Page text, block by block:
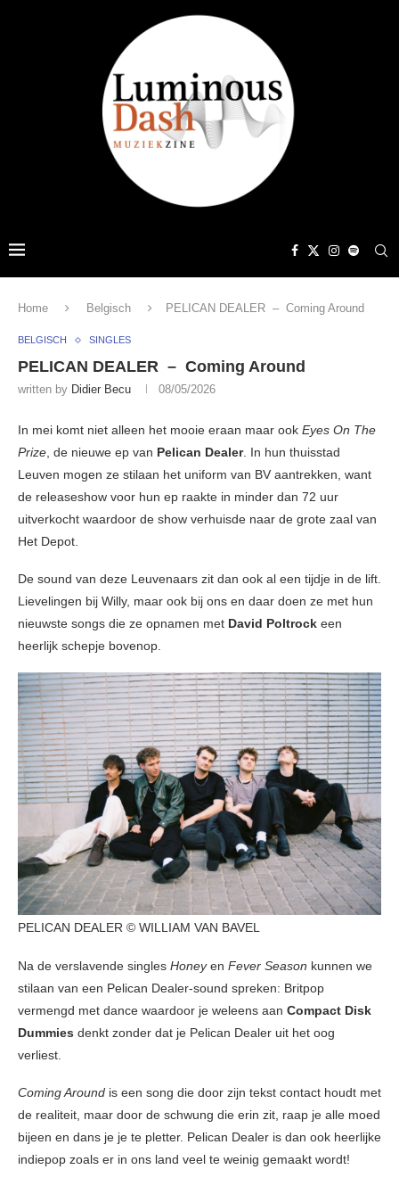
Home Belgisch PELICAN DEALER – Coming Around
BELGISCH SINGLES
PELICAN DEALER – Coming Around
written by Didier Becu 08/05/2026
In mei komt niet alleen het mooie eraan maar ook Eyes On The
Prize, de nieuwe ep van Pelican Dealer. In hun thuisstad
Leuven mogen ze stilaan het uniform van BV aantrekken, want
de releaseshow voor hun ep raakte in minder dan 72 uur
uitverkocht waardoor de show verhuisde naar de grote zaal van
Het Depot.
De sound van deze Leuvenaars zit dan ook al een tijdje in de lift.
Lievelingen bij Willy, maar ook bij ons en daar doen ze met hun
nieuwste songs die ze opnamen met David Poltrock een
heerlijk schepje bovenop.
PELICAN DEALER © WILLIAM VAN BAVEL
Na de verslavende singles Honeyen Fever Season kunnen we
stilaan van een Pelican Dealer-sound spreken: Britpop
vermengd met dance waardoor je weleens aan Compact Disk
Dummies denkt zonder dat je Pelican Dealer uit het oog
verliest.
Coming Around is een song die door zijn tekst contact houdt met
de realiteit, maar door de schwung die erin zit, raap je alle moed
bijeen en dans je je te pletter. Pelican Dealer is dan ook heerlijke
indiepop zoals er in ons land veel te weinig gemaakt wordt!